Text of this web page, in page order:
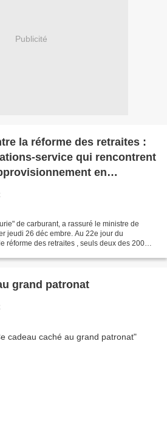
Publicité
la réforme des retraites :
service qui rencontrent
en
de carburant, a rassuré le ministre de
jeudi 26 déc embre. Au 22e jour du
réforme des retraites , seuls deux des 200
grand patronat